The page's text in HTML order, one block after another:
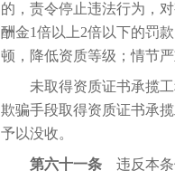
的，责令停止违法行为，
酬金1倍以上2倍以下的罚
顿，降低资质等级；情节
未取得资质证书承揽工
欺骗手段取得资质证书承
予以没收。
第六十一条 违反本条